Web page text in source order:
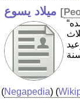
ميلاد يسوع [
“ميلاد يسوع وهو حدث ميلاد يسوع المسيح أو تجسده
(Negapedia) (